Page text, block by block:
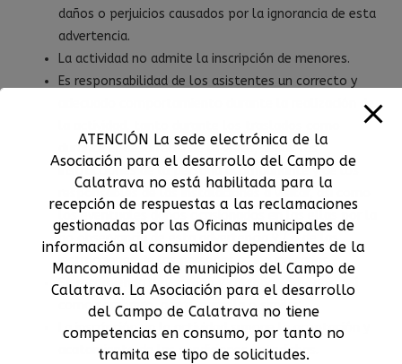
daños o perjuicios causados por la ignorancia de esta
advertencia.
La actividad no admite la inscripción de menores.
Es responsabilidad de los asistentes un correcto y
adecuado comportamiento durante la realización de
durante el desarrollo de la visita, seguir las
instrucciones de la persona acompañante y de los
responsables de las instalaciones a visitar, así como
los eventuales daños ocasionados en las ellas por la
no observancia de esta advertencia y / o de las
instrucciones de las personas arriba indicadas.
Se recomienda llevar ropa y calzado cómodos, así
como sombrero, gorra, pamela o similar.
La inscripción en la actividad supone la aceptación y
acatamiento de las condiciones antedichas.
ATENCIÓN La sede electrónica de la
Asociación para el desarrollo del Campo de
Calatrava no está habilitada para la
recepción de respuestas a las reclamaciones
gestionadas por las Oficinas municipales de
información al consumidor dependientes de la
Mancomunidad de municipios del Campo de
Calatrava. La Asociación para el desarrollo
del Campo de Calatrava no tiene
competencias en consumo, por tanto no
tramita ese tipo de solicitudes.